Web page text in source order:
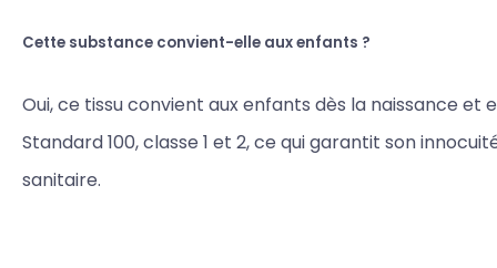
Cette substance convient-elle aux enfants ?
Oui, ce tissu convient aux enfants dès la naissance et
Standard 100, classe 1 et 2, ce qui garantit son
sanitaire.